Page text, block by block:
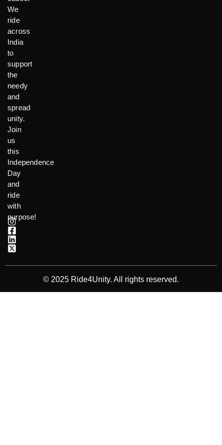
We
ride
across
India
to
support
the
needy
and
spread
unity.
Join
us
this
Independence
Day
and
ride
with
purpose!
© 2025 Ride4Unity. All rights reserved.